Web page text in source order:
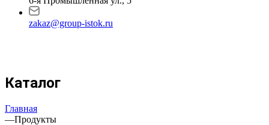
zakaz@group-istok.ru
Каталог
Главная
—Продукты